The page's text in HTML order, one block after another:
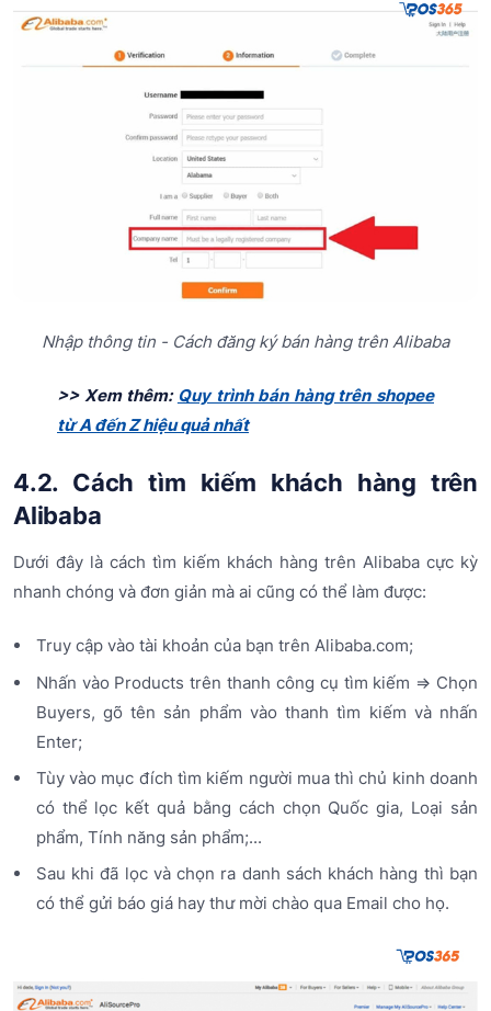
Nhập thông tin - Cách đăng ký bán hàng trên Alibaba
>> Xem thêm: Quy trình bán hàng trên shopee
từ A đến Z hiệu quả nhất
4.2. Cách tìm kiếm khách hàng trên
Alibaba
Dưới đây là cách tìm kiếm khách hàng trên Alibaba cực kỳ
nhanh chóng và đơn giản mà ai cũng có thể làm được:
Truy cập vào tài khoản của bạn trên Alibaba.com;
Nhấn vào Products trên thanh công cụ tìm kiếm => Chọn
Buyers, gõ tên sản phẩm vào thanh tìm kiếm và nhấn
Enter;
Tùy vào mục đích tìm kiếm người mua thì chủ kinh doanh
có thể lọc kết quả bằng cách chọn Quốc gia, Loại sản
phẩm, Tính năng sản phẩm;...
Sau khi đã lọc và chọn ra danh sách khách hàng thì bạn
có thể gửi báo giá hay thư mời chào qua Email cho họ.